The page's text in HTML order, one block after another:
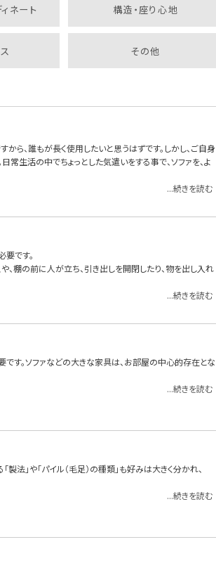
ネート 構造・座り心地
その他
ら、誰もが長く使用したいと思うはずです。しかし、ご自身
常生活の中でちょっとした気遣いをする事で、ソファを、よ
...続きを読む
です。
棚の前に人が立ち、引き出しを開閉したり、物を出し入れ
...続きを読む
す。ソファなどの大きな家具は、お部屋の中心的存在とな
...続きを読む
法」や「パイル（毛足）の種類」も好みは大きく分かれ、
...続きを読む